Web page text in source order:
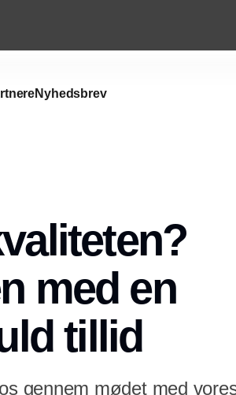
Nyhedsbrev
med en
tillid
gennem mødet med